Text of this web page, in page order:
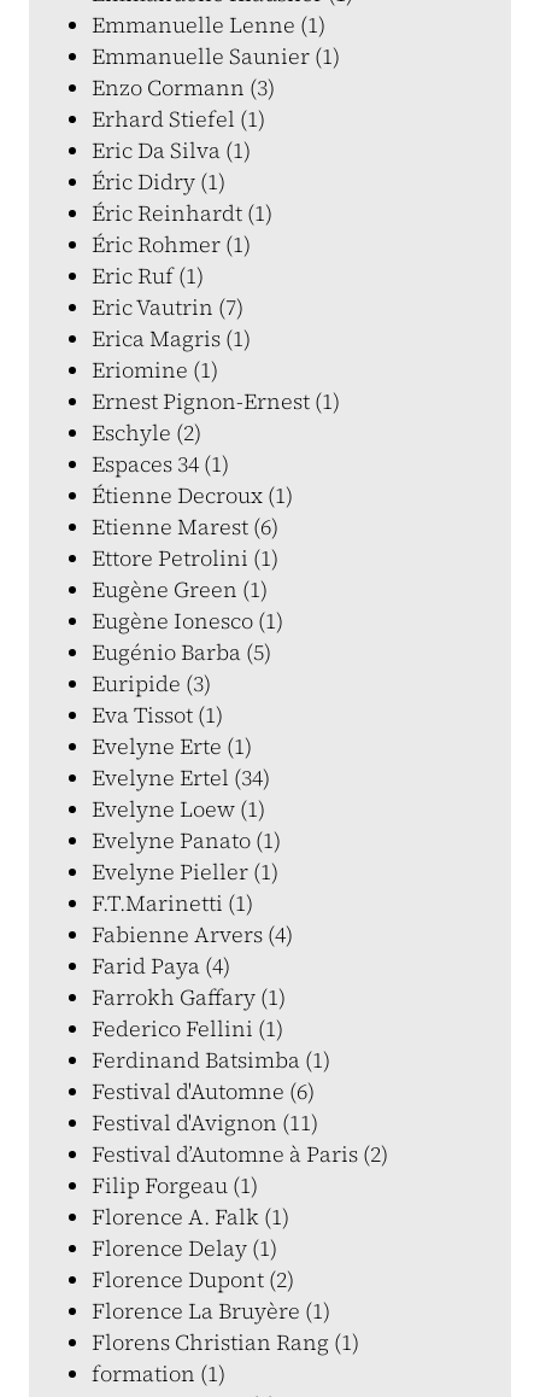
Emmanuelle Lenne (1)
Emmanuelle Saunier (1)
Enzo Cormann (3)
Erhard Stiefel (1)
Eric Da Silva (1)
Éric Didry (1)
Éric Reinhardt (1)
Éric Rohmer (1)
Eric Ruf (1)
Eric Vautrin (7)
Erica Magris (1)
Eriomine (1)
Ernest Pignon-Ernest (1)
Eschyle (2)
Espaces 34 (1)
Étienne Decroux (1)
Etienne Marest (6)
Ettore Petrolini (1)
Eugène Green (1)
Eugène Ionesco (1)
Eugénio Barba (5)
Euripide (3)
Eva Tissot (1)
Evelyne Erte (1)
Evelyne Ertel (34)
Evelyne Loew (1)
Evelyne Panato (1)
Evelyne Pieller (1)
F.T.Marinetti (1)
Fabienne Arvers (4)
Farid Paya (4)
Farrokh Gaffary (1)
Federico Fellini (1)
Ferdinand Batsimba (1)
Festival d'Automne (6)
Festival d'Avignon (11)
Festival d’Automne à Paris (2)
Filip Forgeau (1)
Florence A. Falk (1)
Florence Delay (1)
Florence Dupont (2)
Florence La Bruyère (1)
Florens Christian Rang (1)
formation (1)